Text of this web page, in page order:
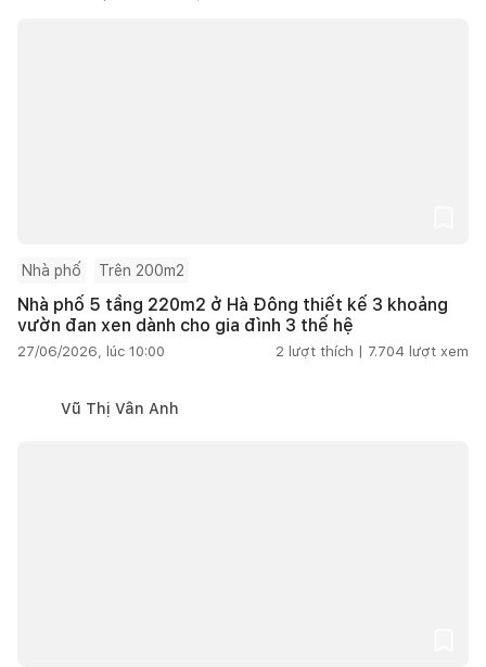
Nhà phố Trên 200m2
Nhà phố 5 tầng 220m2 ở Hà Đông thiết kế 3 khoảng
vườn đan xen dành cho gia đình 3 thế hệ
27/06/2026, lúc 10:00 2 lượt thích | 7.704 lượt xem
Vũ Thị Vân Anh